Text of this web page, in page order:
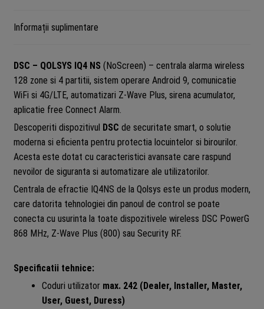
Informații suplimentare
DSC – QOLSYS IQ4 NS (NoScreen) – centrala alarma wireless
128 zone si 4 partitii, sistem operare Android 9, comunicatie
WiFi si 4G/LTE, automatizari Z-Wave Plus, sirena acumulator,
aplicatie free Connect Alarm.
Descoperiti dispozitivul DSC de securitate smart, o solutie
moderna si eficienta pentru protectia locuintelor si birourilor.
Acesta este dotat cu caracteristici avansate care raspund
nevoilor de siguranta si automatizare ale utilizatorilor.
Centrala de efractie IQ4NS de la Qolsys este un produs modern,
care datorita tehnologiei din panoul de control se poate
conecta cu usurinta la toate dispozitivele wireless DSC PowerG
868 MHz, Z-Wave Plus (800) sau Security RF.
Specificatii tehnice:
Coduri utilizator max. 242 (Dealer, Installer, Master,
User, Guest, Duress)